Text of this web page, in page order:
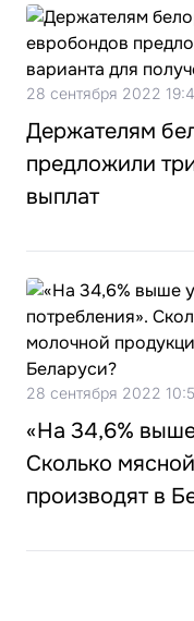
28 сентября 2022
Держателям
предложили
выплат
28 сентября 2022
«На 34,6%
Сколько
производят в